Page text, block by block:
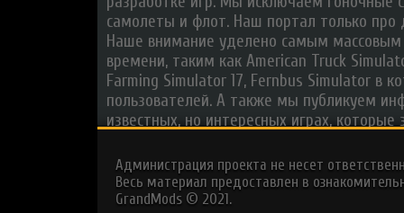
самолеты и флот. Наш портал только
Наше внимание уделено самым
времени, таким как American Truck
Farming Simulator 17, Fernbus Simulator в
пользователей. А также мы публикуем
известных, но интересных играх, которые
Администрация проекта не несет
Весь материал предоставлен в
GrandMods © 2021.